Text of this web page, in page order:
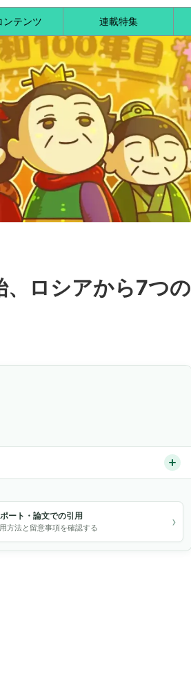
ンテンツ 連載特集
、ロシアから7つの
ート・論文での引用
方法と留意事項を確認する ›